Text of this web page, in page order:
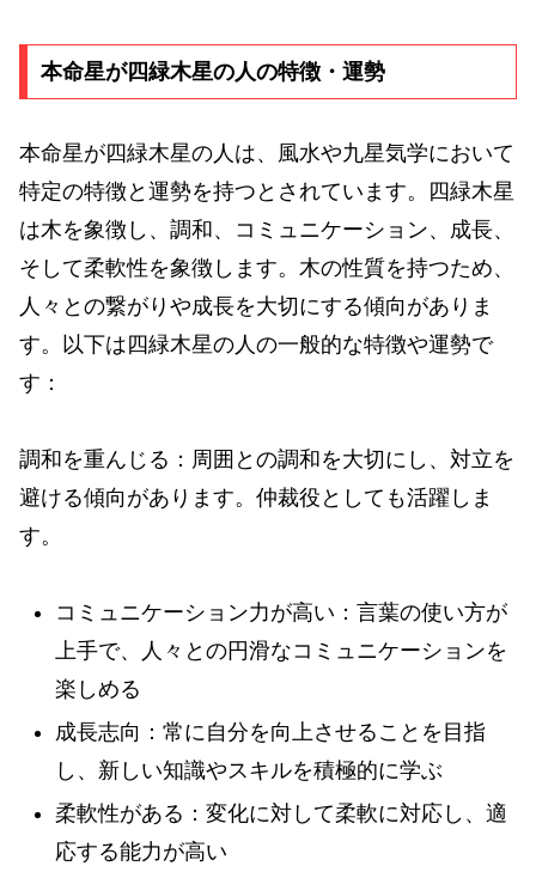
本命星が四緑木星の人の特徴・運勢
本命星が四緑木星の人は、風水や九星気学において
特定の特徴と運勢を持つとされています。四緑木星
は木を象徴し、調和、コミュニケーション、成長、
そして柔軟性を象徴します。木の性質を持つため、
人々との繋がりや成長を大切にする傾向がありま
す。以下は四緑木星の人の一般的な特徴や運勢で
す：
調和を重んじる：周囲との調和を大切にし、対立を
避ける傾向があります。仲裁役としても活躍しま
す。
コミュニケーション力が高い：言葉の使い方が
上手で、人々との円滑なコミュニケーションを
楽しめる
成長志向：常に自分を向上させることを目指
し、新しい知識やスキルを積極的に学ぶ
柔軟性がある：変化に対して柔軟に対応し、適
応する能力が高い